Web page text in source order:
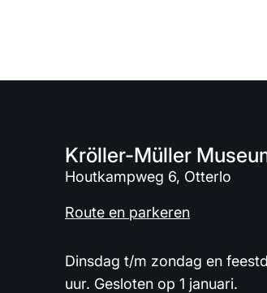
Kröller-Müller
Houtkampweg 6, Otterlo
Route en parkeren
Dinsdag t/m zondag en
uur. Gesloten op 1 januari.